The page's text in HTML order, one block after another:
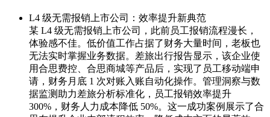
L4 级无需报销上市公司：效率提升新典范
某 L4 级无需报销上市公司，此前员工报销流程漫长，
体验感不佳。低价值工作占据了财务大量时间，老板也
无法实时掌握业务数据。差旅出行报告显示，该企业使
用合思费控、合思商城等产品后，实现了员工移动端申
请，财务月底 1 次对账入账自动化操作。管理洞察与数
据监测助力差旅分析标准化，员工报销效率提升
300%，财务人力成本降低 50%。这一成功案例展示了合